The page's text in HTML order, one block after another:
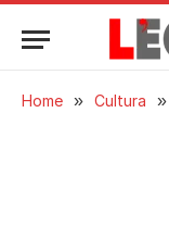
Home » Cultura »